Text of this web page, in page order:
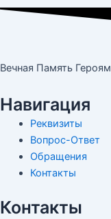
Вечная Память Героям
Навигация
Реквизиты
Вопрос-Ответ
Обращения
Контакты
Контакты